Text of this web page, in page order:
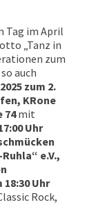
Tag im April
„Tanz in
zum
auch
zum 2.
KRone
74mit
Uhr
e.V.,
18:30 Uhr
Rock,